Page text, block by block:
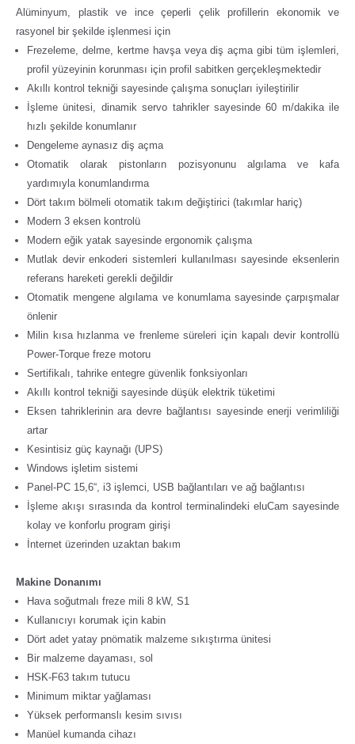
Alüminyum, plastik ve ince çeperli çelik profillerin ekonomik ve
rasyonel bir şekilde işlenmesi için
Frezeleme, delme, kertme havşa veya diş açma gibi tüm işlemleri,
profil yüzeyinin korunması için profil sabitken gerçekleşmektedir
Akıllı kontrol tekniği sayesinde çalışma sonuçları iyileştirilir
İşleme ünitesi, dinamik servo tahrikler sayesinde 60 m/dakika ile
hızlı şekilde konumlanır
Dengeleme aynasız diş açma
Otomatik olarak pistonların pozisyonunu algılama ve kafa
yardımıyla konumlandırma
Dört takım bölmeli otomatik takım değiştirici (takımlar hariç)
Modern 3 eksen kontrolü
Modern eğik yatak sayesinde ergonomik çalışma
Mutlak devir enkoderi sistemleri kullanılması sayesinde eksenlerin
referans hareketi gerekli değildir
Otomatik mengene algılama ve konumlama sayesinde çarpışmalar
önlenir
Milin kısa hızlanma ve frenleme süreleri için kapalı devir kontrollü
Power-Torque freze motoru
Sertifikalı, tahrike entegre güvenlik fonksiyonları
Akıllı kontrol tekniği sayesinde düşük elektrik tüketimi
Eksen tahriklerinin ara devre bağlantısı sayesinde enerji verimliliği
artar
Kesintisiz güç kaynağı (UPS)
Windows işletim sistemi
Panel-PC 15,6“, i3 işlemci, USB bağlantıları ve ağ bağlantısı
İşleme akışı sırasında da kontrol terminalindeki eluCam sayesinde
kolay ve konforlu program girişi
İnternet üzerinden uzaktan bakım
Makine Donanımı
Hava soğutmalı freze mili 8 kW, S1
Kullanıcıyı korumak için kabin
Dört adet yatay pnömatik malzeme sıkıştırma ünitesi
Bir malzeme dayaması, sol
HSK-F63 takım tutucu
Minimum miktar yağlaması
Yüksek performanslı kesim sıvısı
Manüel kumanda cihazı